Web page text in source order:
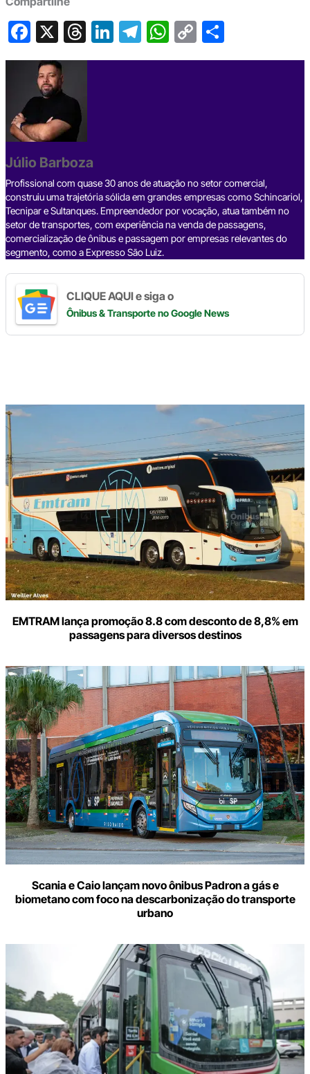
F
a
c
e
b
o
o
k
X T
hr
s
Li
n
T
el
W
h
C
o
S
h
Júlio Barboza
Profissional com quase 30 anos de atuação no setor comercial,
construiu uma trajetória sólida em grandes empresas como Schincariol,
Tecnipar e Sultanques. Empreendedor por vocação, atua também no
setor de transportes, com experiência na venda de passagens,
comercialização de ônibus e passagem por empresas relevantes do
segmento, como a Expresso São Luiz.
CLIQUE AQUI e siga o
Ônibus & Transporteno Google News
EMTRAM lança promoção 8.8 com desconto de 8,8% em
passagens para diversos destinos
Scania e Caio lançam novo ônibus Padron a gás e
biometano com foco na descarbonização do transporte
urbano
Digite
aqui
o
seu
e-
mail